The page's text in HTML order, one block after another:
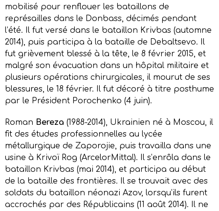
mobilisé pour renflouer les bataillons de
représailles dans le Donbass, décimés pendant
l’été. Il fut versé dans le bataillon Krivbas (automne
2014), puis participa à la bataille de Debaltsevo. Il
fut grièvement blessé à la tête, le 8 février 2015, et
malgré son évacuation dans un hôpital militaire et
plusieurs opérations chirurgicales, il mourut de ses
blessures, le 18 février. Il fut décoré à titre posthume
par le Président Porochenko (4 juin).
Roman Bereza (1988-2014), Ukrainien né à Moscou, il
fit des études professionnelles au lycée
métallurgique de Zaporojie, puis travailla dans une
usine à Krivoï Rog (ArcelorMittal). Il s’enrôla dans le
bataillon Krivbas (mai 2014), et participa au début
de la bataille des frontières. Il se trouvait avec des
soldats du bataillon néonazi Azov, lorsqu’ils furent
accrochés par des Républicains (11 août 2014). Il ne